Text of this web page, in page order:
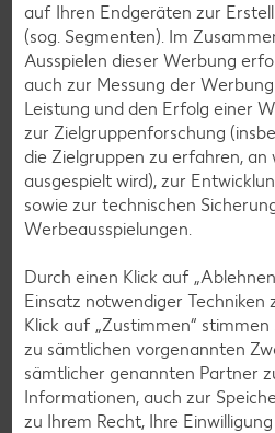
Eis-Rezepte
Pfannkuchen-Rezepte
Plätzchen-Rezepte
Smoothie-Rezepte
Bowle-Rezepte
Cocktail-Rezepte
Avocado-Rezepte
Erdbeer-Rezepte
Blaubeer-Rezepte
Bananen-Rezepte
auf Ihren Endgeräten zur
(sog. Segmenten). Im
Ausspielen dieser Werbung
auch zur Messung der
Leistung und den Erfolg einer
zur Zielgruppenforschung
die Zielgruppen zu erfahren, an
ausgespielt wird), zur
sowie zur technischen
Werbeausspielungen.
Durch einen Klick auf
Einsatz notwendiger Techniken
Klick auf „Zustimmen“
zu sämtlichen vorgenannten
sämtlicher genannten Partner
Informationen, auch zur
zu Ihrem Recht, Ihre